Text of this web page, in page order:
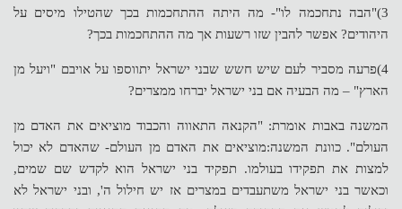
3)"הבה נתחכמה לו"- מה היתה ההתחכמות בכך שהטילו מיסים על
היהודים? אפשר להבין שזו רשעות אך מה ההתחכמות בכך?
4)פרעה מסביר לעם שיש חשש שבני ישראל יתווספו על אויבם "ויעל מן
הארץ" – מה הבעיה אם בני ישראל יברחו ממצרים?
המשנה באבות אומרת: "הקנאה התאווה והכבוד מוציאים את האדם מן
העולם". כוונת המשנה:מוציאים את האדם מן העולם- שהאדם לא יכול
למצות את תפקידו בעולמו. תפקיד בני ישראל הוא לקדש שם שמים,
וכאשר בני ישראל משתעבדים במצרים אז יש חילול ה', ובני ישראל לא